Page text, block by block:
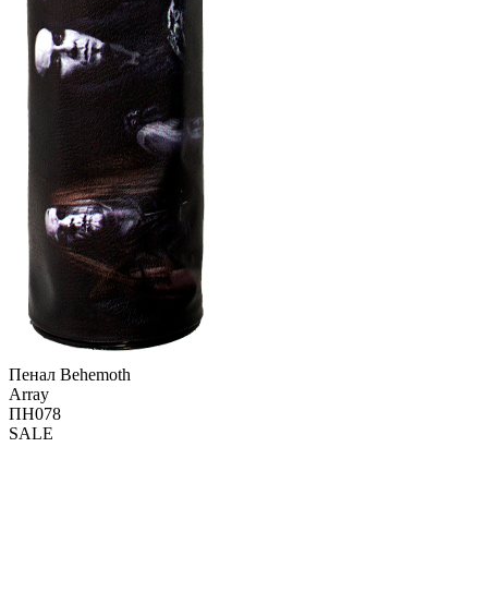
Пенал Behemoth
Array
ПН078
SALE